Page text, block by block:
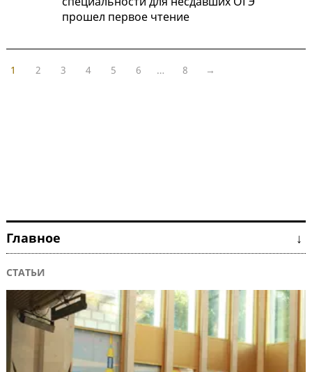
прошел первое чтение
1 2 3 4 5 6 … 8 →
Главное ↓
СТАТЬИ